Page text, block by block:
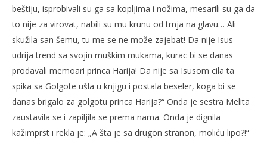
beštiju, isprobivali su ga sa kopljima i nožima, mesarili su ga da
to nije za virovat, nabili su mu krunu od trnja na glavu… Ali
skužila san šemu, tu me se ne može zajebat! Da nije Isus
udrija trend sa svojin muškim mukama, kurac bi se danas
prodavali memoari princa Harija! Da nije sa Isusom cila ta
spika sa Golgote ušla u knjigu i postala beseler, koga bi se
danas brigalo za golgotu princa Harija?“ Onda je sestra Melita
zaustavila se i zapiljila se prema nama. Onda je dignila
kažimprst i rekla je: „A šta je sa drugon stranon, moliću lipo?!“